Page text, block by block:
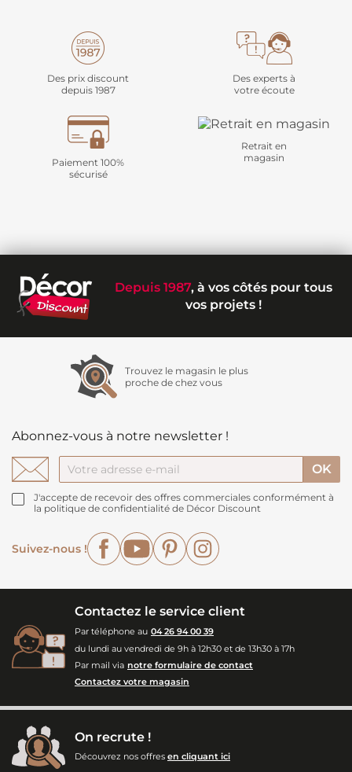
Des prix discount
depuis 1987
Des experts à
votre écoute
Paiement 100%
sécurisé
Retrait en
magasin
Depuis 1987, à vos côtés pour tous
vos projets !
Trouvez le magasin le plus
proche de chez vous
Abonnez-vous à notre newsletter !
J'accepte de recevoir des offres commerciales conformément à
la politique de confidentialité de Décor Discount
Suivez-nous !
FacebookYouTubePinterest
Contactez le service client
Par téléphone au 04 26 94 00 39
du lundi au vendredi de 9h à 12h30 et de 13h30 à 17h
Par mail via notre formulaire de contact
Contactez votre magasin
On recrute !
Découvrez nos offres en cliquant ici